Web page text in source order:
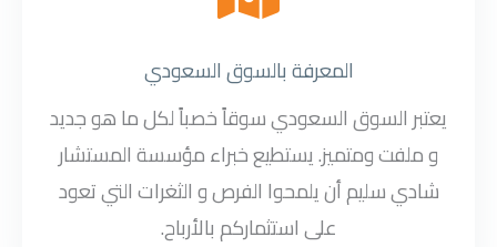
المعرفة بالسوق السعودي
يعتبر السوق السعودي سوقاً خصباً لكل ما هو جديد
و ملفت ومتميز. يستطيع خبراء مؤسسة المستشار
شادي سليم أن يلمحوا الفرص و الثغرات التي تعود
على استثماركم بالأرباح.